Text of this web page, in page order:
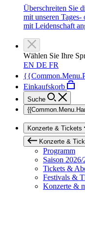
Überschreiten Sie
mit unseren
mit Leidenschaft
Wählen Sie Ihre
EN DE FR
Einkaufskorb
Suche
Konzerte & Tickets
Konzerte &
Programm
Saison 2026/
Tickets &
Festivals &
Konzerte &